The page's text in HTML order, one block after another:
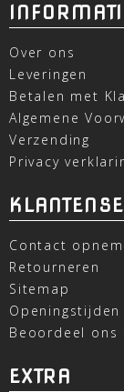
Over ons
Leveringen
Betalen met
Algemene
Verzending
Privacy
Contact
Retourneren
Sitemap
Openingstijden
Beoordeel ons
EXTRA